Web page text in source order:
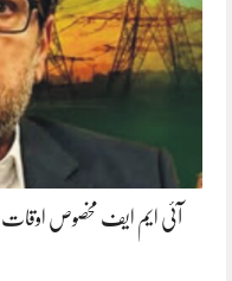
آئی ایم ایف مخصوص اوقات